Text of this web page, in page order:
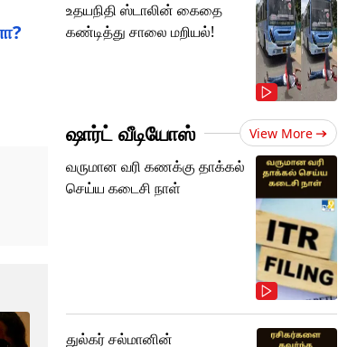
உதயநிதி ஸ்டாலின் கைதை
கண்டித்து சாலை மறியல்!
ஷார்ட் வீடியோஸ் View More
வருமான வரி கணக்கு தாக்கல்
செய்ய கடைசி நாள்
துல்கர் சல்மானின்